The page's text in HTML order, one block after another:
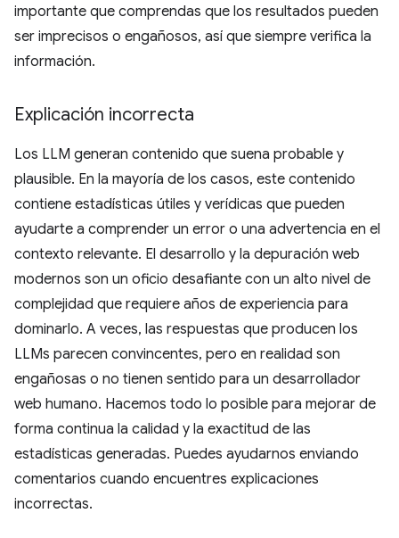
importante que comprendas que los resultados pueden
ser imprecisos o engañosos, así que siempre verifica la
información.
Explicación incorrecta
Los LLM generan contenido que suena probable y
plausible. En la mayoría de los casos, este contenido
contiene estadísticas útiles y verídicas que pueden
ayudarte a comprender un error o una advertencia en el
contexto relevante. El desarrollo y la depuración web
modernos son un oficio desafiante con un alto nivel de
complejidad que requiere años de experiencia para
dominarlo. A veces, las respuestas que producen los
LLMs parecen convincentes, pero en realidad son
engañosas o no tienen sentido para un desarrollador
web humano. Hacemos todo lo posible para mejorar de
forma continua la calidad y la exactitud de las
estadísticas generadas. Puedes ayudarnos enviando
comentarios cuando encuentres explicaciones
incorrectas.